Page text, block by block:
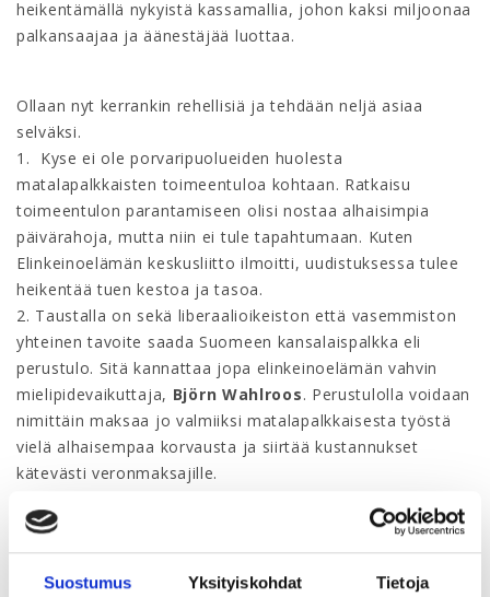
Suostumus Yksityiskohdat Tietoja
heikentämällä nykyistä kassamallia, johon kaksi miljoonaa
palkansaajaa ja äänestäjää luottaa.
Ollaan nyt kerrankin rehellisiä ja tehdään neljä asiaa
selväksi.
1. Kyse ei ole porvaripuolueiden huolesta
matalapalkkaisten toimeentuloa kohtaan. Ratkaisu
toimeentulon parantamiseen olisi nostaa alhaisimpia
päivärahoja, mutta niin ei tule tapahtumaan. Kuten
Elinkeinoelämän keskusliitto ilmoitti, uudistuksessa tulee
heikentää tuen kestoa ja tasoa.
2. Taustalla on sekä liberaalioikeiston että vasemmiston
yhteinen tavoite saada Suomeen kansalaispalkka eli
perustulo. Sitä kannattaa jopa elinkeinoelämän vahvin
mielipidevaikuttaja, Björn Wahlroos. Perustulolla voidaan
nimittäin maksaa jo valmiiksi matalapalkkaisesta työstä
vielä alhaisempaa korvausta ja siirtää kustannukset
kätevästi veronmaksajille.
paikoin esiintyvä suorastaan vihamielinen suhtautuminen
palkansaajajärjestöjä kohtaan. Ideologisessa sokeudessa
näyttää unohtuneen, että valtaosa porvaripuolueiden